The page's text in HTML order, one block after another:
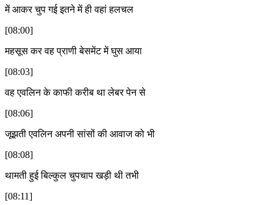
में आकर चुप गई इतने में ही वहां हलचल
[08:00]
महसूस कर वह प्राणी बेसमेंट में घुस आया
[08:03]
वह एवलिन के काफी करीब था लेबर पेन से
[08:06]
जूझती एवलिन अपनी सांसों की आवाज को भी
[08:08]
थामती हुई बिल्कुल चुपचाप खड़ी थी तभी
[08:11]